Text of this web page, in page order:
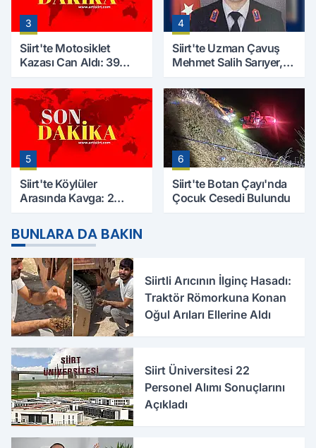
3
Siirt'te Motosiklet
Kazası Can Aldı: 39
Hayatını Kaybetti
4
Siirt'te Uzman Çavuş
Mehmet Salih Sarıyer,
5
Siirt'te Köylüler
Arasında Kavga: 2
Ağır
6
Siirt'te Botan Çayı'nda
Çocuk Cesedi Bulundu
BUNLARA DA BAKIN
Siirtli Arıcının İlginç Hasadı:
Traktör Römorkuna Konan
Oğul Arıları Ellerine Aldı
Siirt Üniversitesi 22
Personel Alımı Sonuçlarını
Açıkladı